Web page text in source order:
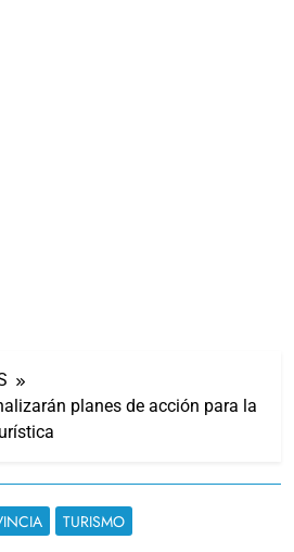
planes de acción para la
TURISMO